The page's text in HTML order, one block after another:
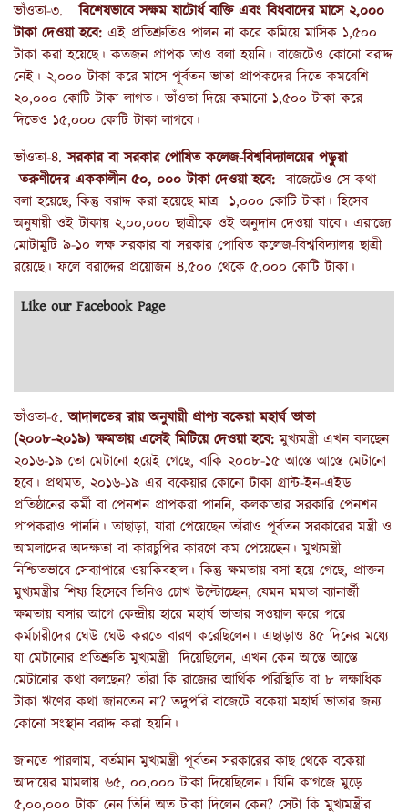
ভাঁওতা-৩.বিশেষভাবে সক্ষম ষাটোর্ধ ব্যক্তি এবং বিধবাদের মাসে ২,০০০
টাকা দেওয়া হবে: এই প্রতিশ্রুতিও পালন না করে কমিয়ে মাসিক ১,৫০০
টাকা করা হয়েছে। কতজন প্রাপক তাও বলা হয়নি। বাজেটেও কোনো বরাদ্দ
নেই। ২,০০০ টাকা করে মাসে পূর্বতন ভাতা প্রাপকদের দিতে কমবেশি
২০,০০০ কোটি টাকা লাগত। ভাঁওতা দিয়ে কমানো ১,৫০০ টাকা করে
দিতেও ১৫,০০০ কোটি টাকা লাগবে।
ভাঁওতা-৪.সরকার বা সরকার পোষিত কলেজ-বিশ্ববিদ্যালয়ের পড়ুয়া
তরুণীদের এককালীন ৫০, ০০০ টাকা দেওয়া হবে: বাজেটেও সে কথা
বলা হয়েছে, কিন্তু বরাদ্দ করা হয়েছে মাত্র ১,০০০ কোটি টাকা। হিসেব
অনুযায়ী ওই টাকায় ২,০০,০০০ ছাত্রীকে ওই অনুদান দেওয়া যাবে। এরাজ্যে
মোটামুটি ৯-১০ লক্ষ সরকার বা সরকার পোষিত কলেজ-বিশ্ববিদ্যালয় ছাত্রী
রয়েছে। ফলে বরাদ্দের প্রয়োজন ৪,৫০০ থেকে ৫,০০০ কোটি টাকা।
Like our Facebook Page
ভাঁওতা-৫.আদালতের রায় অনুযায়ী প্রাপ্য বকেয়া মহার্ঘ ভাতা
(২০০৮-২০১৯) ক্ষমতায় এসেই মিটিয়ে দেওয়া হবে: মুখ্যমন্ত্রী এখন বলছেন
২০১৬-১৯ তো মেটানো হয়েই গেছে, বাকি ২০০৮-১৫ আস্তে আস্তে মেটানো
হবে। প্রথমত, ২০১৬-১৯ এর বকেয়ার কোনো টাকা গ্রান্ট-ইন-এইড
প্রতিষ্ঠানের কর্মী বা পেনশন প্রাপকরা পাননি, কলকাতার সরকারি পেনশন
প্রাপকরাও পাননি। তাছাড়া, যারা পেয়েছেন তাঁরাও পূর্বতন সরকারের মন্ত্রী ও
আমলাদের অদক্ষতা বা কারচুপির কারণে কম পেয়েছেন। মুখ্যমন্ত্রী
নিশ্চিতভাবে সেব্যাপারে ওয়াকিবহাল। কিন্তু ক্ষমতায় বসা হয়ে গেছে, প্রাক্তন
মুখ্যমন্ত্রীর শিষ্য হিসেবে তিনিও চোখ উল্টোচ্ছেন, যেমন মমতা ব্যানার্জী
ক্ষমতায় বসার আগে কেন্দ্রীয় হারে মহার্ঘ ভাতার সওয়াল করে পরে
কর্মচারীদের ঘেউ ঘেউ করতে বারণ করেছিলেন। এছাড়াও ৪৫ দিনের মধ্যে
যা মেটানোর প্রতিশ্রুতি মুখ্যমন্ত্রী দিয়েছিলেন, এখন কেন আস্তে আস্তে
মেটানোর কথা বলছেন? তাঁরা কি রাজ্যের আর্থিক পরিস্থিতি বা ৮ লক্ষাধিক
টাকা ঋণের কথা জানতেন না? তদুপরি বাজেটে বকেয়া মহার্ঘ ভাতার জন্য
কোনো সংস্থান বরাদ্দ করা হয়নি।
জানতে পারলাম, বর্তমান মুখ্যমন্ত্রী পূর্বতন সরকারের কাছ থেকে বকেয়া
আদায়ের মামলায় ৬৫, ০০,০০০ টাকা দিয়েছিলেন। যিনি কাগজে মুড়ে
৫,০০,০০০ টাকা নেন তিনি অত টাকা দিলেন কেন? সেটা কি মুখ্যমন্ত্রীর